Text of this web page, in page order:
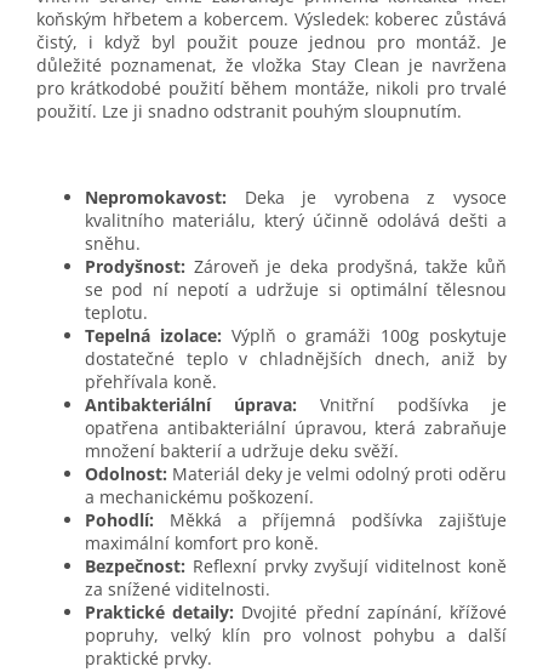
koňským hřbetem a kobercem. Výsledek: koberec zůstává
čistý, i když byl použit pouze jednou pro montáž. Je
důležité poznamenat, že vložka Stay Clean je navržena
pro krátkodobé použití během montáže, nikoli pro trvalé
použití. Lze ji snadno odstranit pouhým sloupnutím.
Nepromokavost: Deka je vyrobena z vysoce
kvalitního materiálu, který účinně odolává dešti a
sněhu.
Prodyšnost: Zároveň je deka prodyšná, takže kůň
se pod ní nepotí a udržuje si optimální tělesnou
teplotu.
Tepelná izolace: Výplň o gramáži 100g poskytuje
dostatečné teplo v chladnějších dnech, aniž by
přehřívala koně.
Antibakteriální úprava: Vnitřní podšívka je
opatřena antibakteriální úpravou, která zabraňuje
množení bakterií a udržuje deku svěží.
Odolnost: Materiál deky je velmi odolný proti oděru
a mechanickému poškození.
Pohodlí: Měkká a příjemná podšívka zajišťuje
maximální komfort pro koně.
Bezpečnost: Reflexní prvky zvyšují viditelnost koně
za snížené viditelnosti.
Praktické detaily: Dvojité přední zapínání, křížové
popruhy, velký klín pro volnost pohybu a další
praktické prvky.